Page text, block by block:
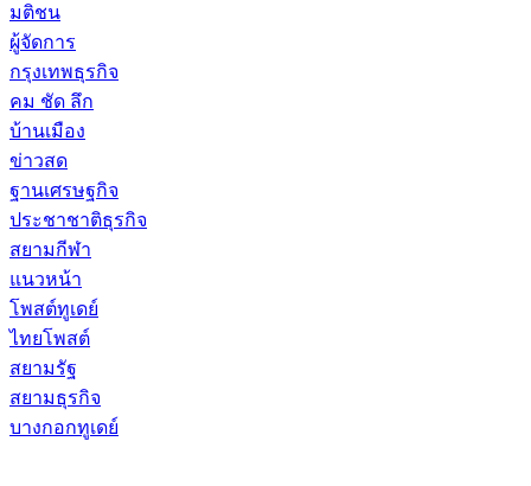
มติชน
ผู้จัดการ
กรุงเทพธุรกิจ
คม ชัด ลึก
บ้านเมือง
ข่าวสด
ฐานเศรษฐกิจ
ประชาชาติธุรกิจ
สยามกีฬา
แนวหน้า
โพสต์ทูเดย์
ไทยโพสต์
สยามรัฐ
สยามธุรกิจ
บางกอกทูเดย์